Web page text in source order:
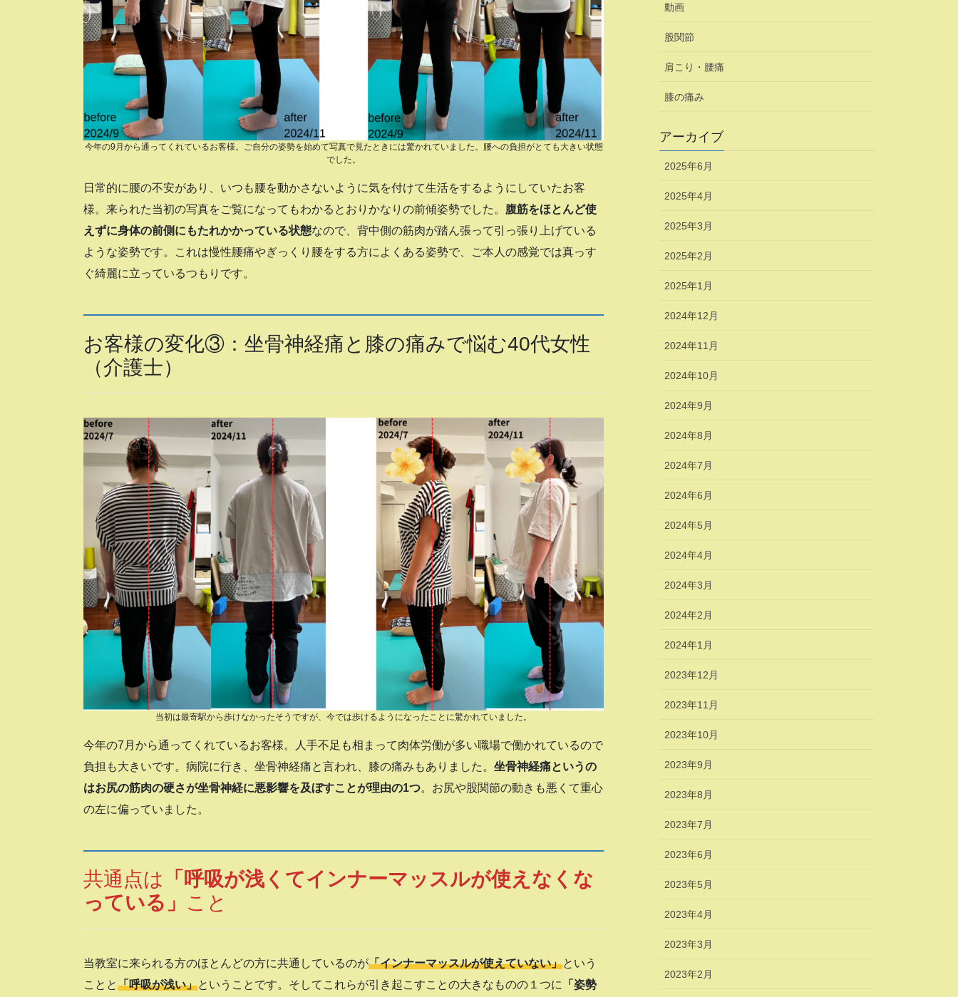
今年の9月から通ってくれているお客様。ご自分の姿勢を始めて写真で見たときには驚かれていました。腰への負担がとても大きい状態
でした。
日常的に腰の不安があり、いつも腰を動かさないように気を付けて生活をするようにしていたお客
様。来られた当初の写真をご覧になってもわかるとおりかなりの前傾姿勢でした。 腹筋をほとんど使
えずに身体の前側にもたれかかっている状態なので、背中側の筋肉が踏ん張って引っ張り上げている
ような姿勢です。これは慢性腰痛やぎっくり腰をする方によくある姿勢で、ご本人の感覚では真っす
ぐ綺麗に立っているつもりです。
お客様の変化③：坐骨神経痛と膝の痛みで悩む40代女性
（介護士）
当初は最寄駅から歩けなかったそうですが、今では歩けるようになったことに驚かれていました。
今年の7月から通ってくれているお客様。人手不足も相まって肉体労働が多い職場で働かれているので
負担も大きいです。病院に行き、坐骨神経痛と言われ、膝の痛みもありました。 坐骨神経痛というの
はお尻の筋肉の硬さが坐骨神経に悪影響を及ぼすことが理由の1つ。お尻や股関節の動きも悪くて重心
の左に偏っていました。
共通点は 「呼吸が浅くてインナーマッスルが使えなくな
っている」 こと
当教室に来られる方のほとんどの方に共通しているのが「インナーマッスルが使えていない」という
ことと「呼吸が浅い」ということです。そしてこれらが引き起こすことの大きなものの１つに 「姿勢
動画
股関節
肩こり・腰痛
膝の痛み
アーカイブ
2025年6月
2025年4月
2025年3月
2025年2月
2025年1月
2024年12月
2024年11月
2024年10月
2024年9月
2024年8月
2024年7月
2024年6月
2024年5月
2024年4月
2024年3月
2024年2月
2024年1月
2023年12月
2023年11月
2023年10月
2023年9月
2023年8月
2023年7月
2023年6月
2023年5月
2023年4月
2023年3月
2023年2月